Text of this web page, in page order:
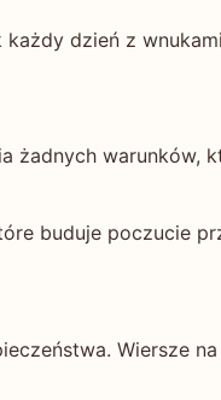
dzień z
warunków,
buduje poczucie
Wiersze